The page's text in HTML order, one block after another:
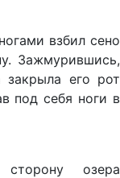
взбил сено
Зажмурившись,
закрыла его рот
под себя ноги в
озера